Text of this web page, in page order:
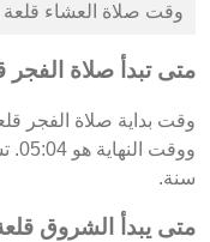
وقت صلاة العشاء قلعة يي
متى تبدأ صلاة الفجر
سنة.
متى يبدأ الشروق